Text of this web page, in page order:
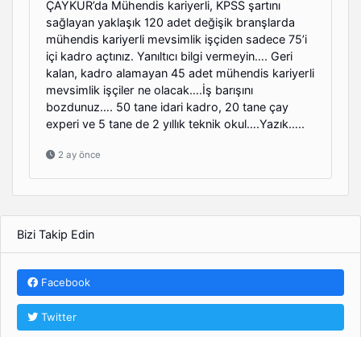
ÇAYKUR’da Mühendis kariyerli, KPSS şartını
sağlayan yaklaşık 120 adet değişik branşlarda
mühendis kariyerli mevsimlik işçiden sadece 75’i
içi kadro açtınız. Yanıltıcı bilgi vermeyin…. Geri
kalan, kadro alamayan 45 adet mühendis kariyerli
mevsimlik işçiler ne olacak….İş barışını
bozdunuz…. 50 tane idari kadro, 20 tane çay
experi ve 5 tane de 2 yıllık teknik okul….Yazık…..
2 ay önce
Bizi Takip Edin
Facebook
Twitter